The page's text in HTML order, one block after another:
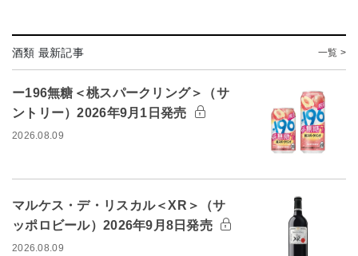
酒類 最新記事 一覧 >
ー196無糖＜桃スパークリング＞（サ
ントリー）2026年9月1日発売
2026.08.09
マルケス・デ・リスカル＜XR＞（サ
ッポロビール）2026年9月8日発売
2026.08.09